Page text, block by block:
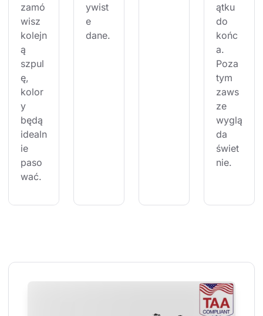
zamó
wisz
kolejn
ą
szpul
ę,
kolor
y
będą
idealn
ie
paso
wać.
ywist
e
dane.
ątku
do
końc
a.
Poza
tym
zaws
ze
wyglą
da
świet
nie.